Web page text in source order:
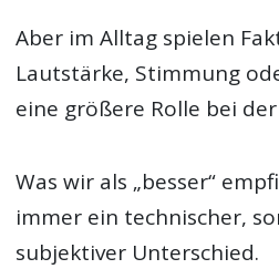
Aber im Alltag spielen
Lautstärke, Stimmung
eine größere Rolle bei
Was wir als „besser“
immer ein technischer,
subjektiver Unterschied.